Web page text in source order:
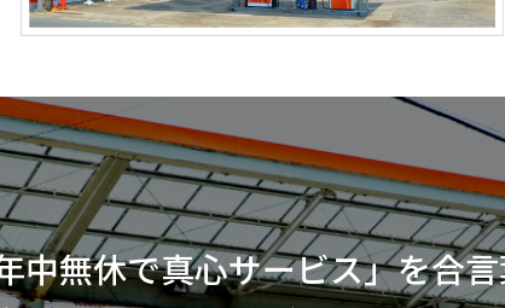
中無休で真心サービス」を合